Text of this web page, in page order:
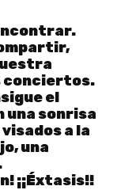
conciertos.
el
una sonrisa
a la
una
¡¡Éxtasis!!